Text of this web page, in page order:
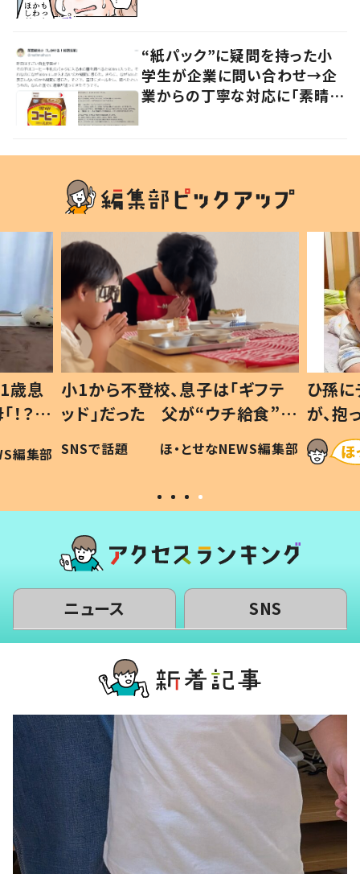
“紙パック”に疑問を持った小
学生が企業に問い合わせ→企
業からの丁寧な対応に「素晴ら
歳息
？」
編集部
小1から不登校、息子は「ギフテ
ッド」だった 父が“ウチ給食”を
作り続ける理由とは #令和の親
#令和の子
SNSで話題 ほ・とせなNEWS編集部
ひ孫
が、
「涙が
い」
ニュース SNS